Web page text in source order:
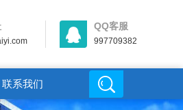
QQ客服
997709382
联系我们